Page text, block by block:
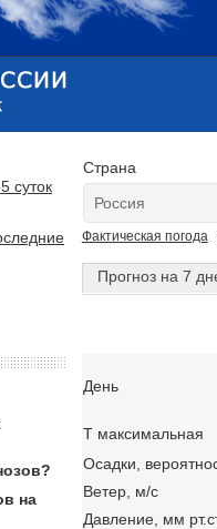
Страна
Фактическая погода
Прогноз на 7
День
T максимальная
Осадки,
Ветер, м/с
Давление, мм
суток
на